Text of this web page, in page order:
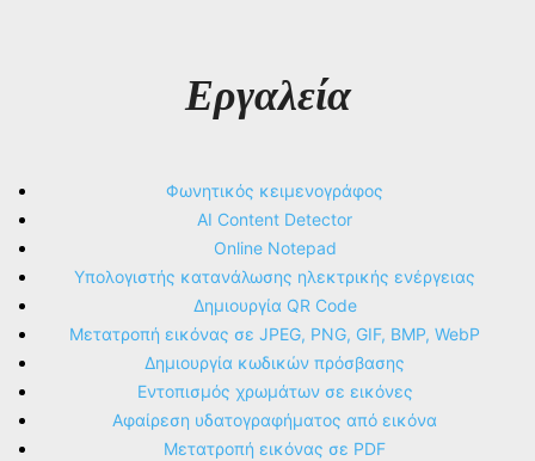
Εργαλεία
Φωνητικός κειμενογράφος
AI Content Detector
Online Notepad
Υπολογιστής κατανάλωσης ηλεκτρικής ενέργειας
Δημιουργία QR Code
Μετατροπή εικόνας σε JPEG, PNG, GIF, BMP, WebP
Δημιουργία κωδικών πρόσβασης
Εντοπισμός χρωμάτων σε εικόνες
Αφαίρεση υδατογραφήματος από εικόνα
Μετατροπή εικόνας σε PDF